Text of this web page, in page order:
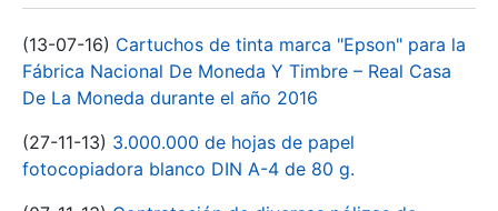
(13-07-16) Cartuchos de tinta marca "Epson" para la
Fábrica Nacional De Moneda Y Timbre – Real Casa
De La Moneda durante el año 2016
(27-11-13) 3.000.000 de hojas de papel
fotocopiadora blanco DIN A-4 de 80 g.